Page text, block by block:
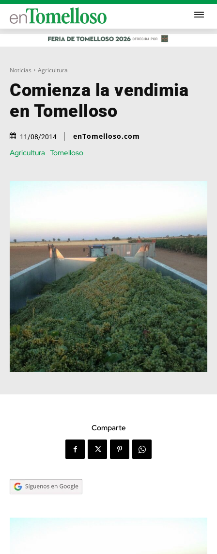
Noticias Agricultura
Comienza la vendimia
en Tomelloso
11/08/2014 enTomelloso.com
Agricultura Tomelloso
Comparte